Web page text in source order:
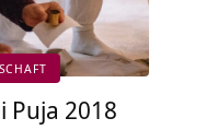
Puja 2018